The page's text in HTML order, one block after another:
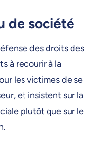
de société
des droits des
à recourir à la
les victimes de se
et insistent sur la
plutôt que sur le